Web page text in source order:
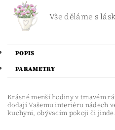
Vše děláme s
POPIS
PARAMETRY
Krásné menší hodiny v tmavém
dodají Vašemu interiéru nádech
kuchyni, obývacím pokoji či jinde.